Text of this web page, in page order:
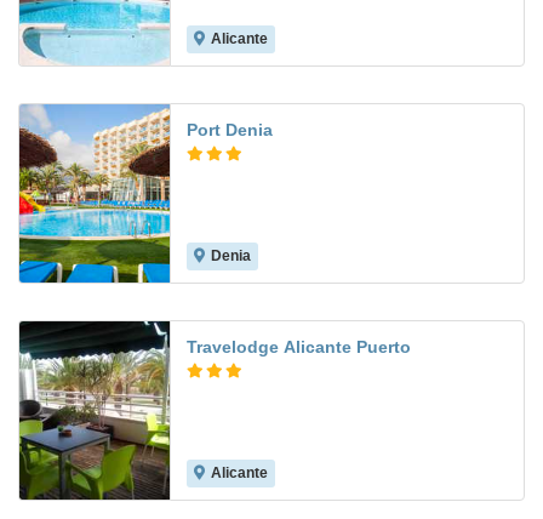
Alicante
Port Denia
Denia
Travelodge Alicante Puerto
Alicante